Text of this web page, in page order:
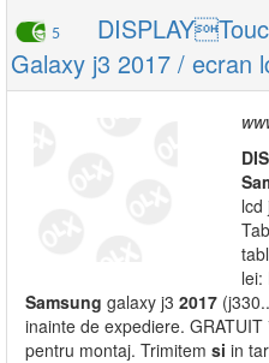
5
Galaxy j3 2017 / ecran
lcd
lei:
Samsung galaxy j3 2017
inainte de expediere.
pentru montaj. Trimitem si in